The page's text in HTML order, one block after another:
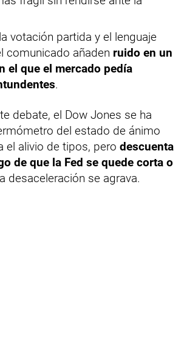
votación partida y el lenguaje
comunicado añaden ruido en un
el que el mercado pedía
.
debate, el Dow Jones se ha
del estado de ánimo
el alivio de tipos, pero descuenta
de que la Fed se quede corta o
desaceleración se agrava.